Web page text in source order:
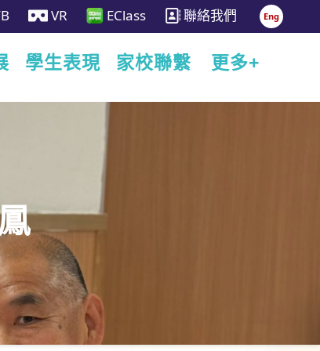
VR EClass 聯絡我們 Eng
學生表現 家校聯繫 更多+